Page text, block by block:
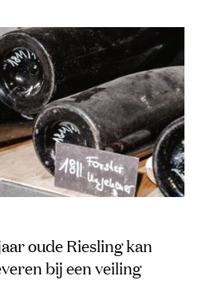
oude Riesling kan
bij een veiling